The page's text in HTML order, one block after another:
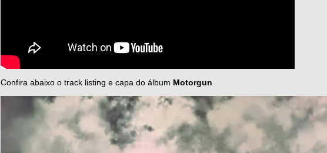
Confira abaixo o track listing e capa do álbum Motorgun